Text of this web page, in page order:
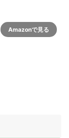
Amazonで見る